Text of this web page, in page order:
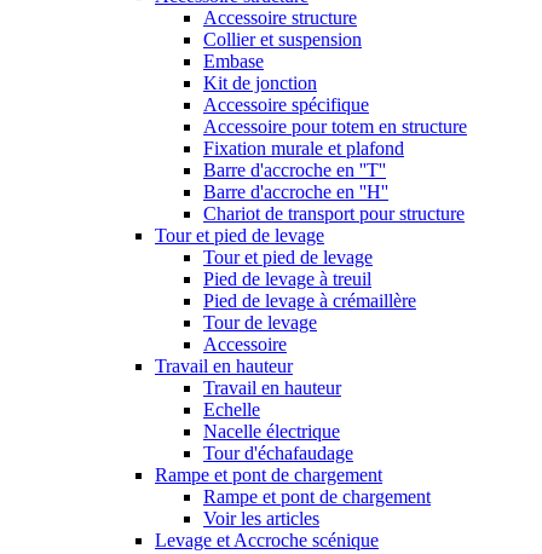
Accessoire structure
Collier et suspension
Embase
Kit de jonction
Accessoire spécifique
Accessoire pour totem en structure
Fixation murale et plafond
Barre d'accroche en ''T''
Barre d'accroche en ''H''
Chariot de transport pour structure
Tour et pied de levage
Tour et pied de levage
Pied de levage à treuil
Pied de levage à crémaillère
Tour de levage
Accessoire
Travail en hauteur
Travail en hauteur
Echelle
Nacelle électrique
Tour d'échafaudage
Rampe et pont de chargement
Rampe et pont de chargement
Voir les articles
Levage et Accroche scénique